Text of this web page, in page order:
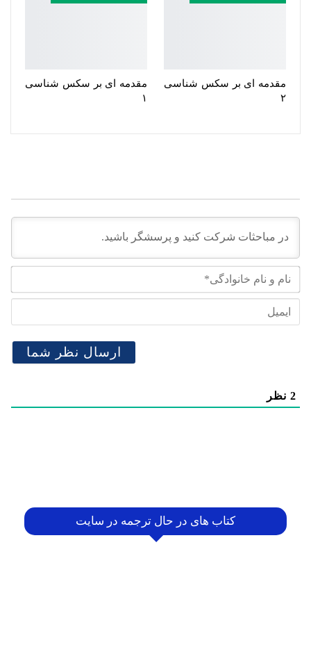
مقدمه ای بر سکس شناسی
۲
مقدمه ای بر سکس شناسی
۱
نام
نام
2 نظر
کتاب های در حال ترجمه در سایت